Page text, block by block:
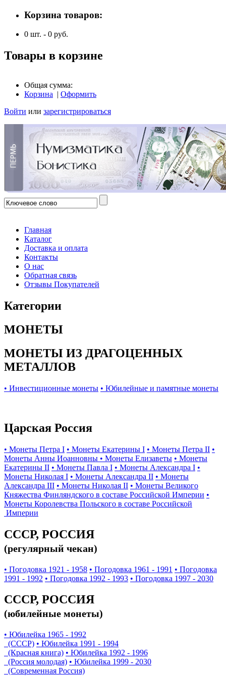
Корзина товаров:
0 шт. - 0 руб.
Товары в корзине
Общая сумма:
Корзина | Оформить
Войти или зарегистрироваться
Главная
Каталог
Доставка и оплата
Контакты
О нас
Обратная связь
Отзывы Покупателей
Категории
МОНЕТЫ
МОНЕТЫ ИЗ ДРАГОЦЕННЫХ
МЕТАЛЛОВ
• Инвестиционные монеты • Юбилейные и памятные монеты
Царская Россия
• Монеты Петра I • Монеты Екатерины I • Монеты Петра II •
Монеты Анны Иоанновны • Монеты Елизаветы • Монеты
Екатерины II • Монеты Павла I • Монеты Александра I •
Монеты Николая I • Монеты Александра II • Монеты
Александра III • Монеты Николая II • Монеты Великого
Княжества Финляндского в составе Российской Империи •
Монеты Королевства Польского в составе Российской
Империи
СССР, РОССИЯ
(регулярный чекан)
• Погодовка 1921 - 1958 • Погодовка 1961 - 1991 • Погодовка
1991 - 1992 • Погодовка 1992 - 1993 • Погодовка 1997 - 2030
СССР, РОССИЯ
(юбилейные монеты)
• Юбилейка 1965 - 1992
(СССР) • Юбилейка 1991 - 1994
(Красная книга) • Юбилейка 1992 - 1996
(Россия молодая) • Юбилейка 1999 - 2030
(Современная Россия)